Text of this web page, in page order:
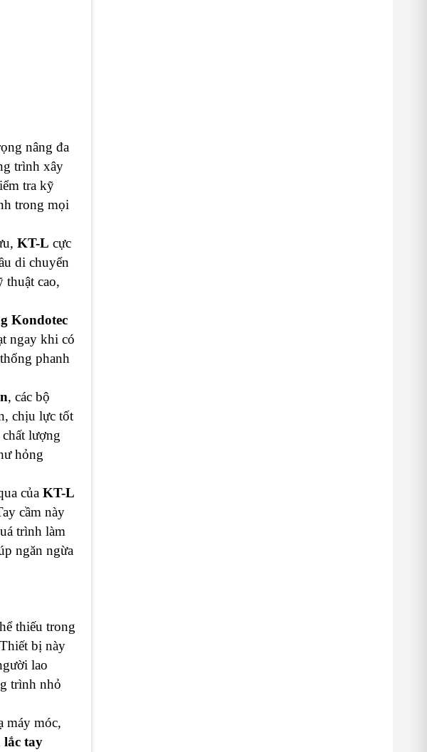
nâng đa
trình xây
tra kỹ
trong mọi
KT-L cực
di chuyển
thuật cao,
Kondotec
ngay khi có
phanh
, các bộ
chịu lực tốt
lượng
hỏng
của KT-L
cầm này
trình làm
ngăn ngừa
thiếu trong
bị này
lao
trình nhỏ
máy móc,
lắc tay